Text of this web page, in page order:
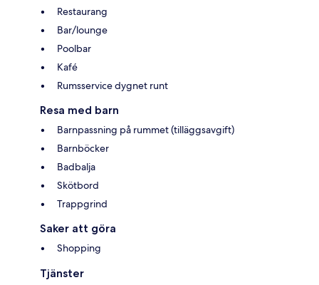
Restaurang
Bar/lounge
Poolbar
Kafé
Rumsservice dygnet runt
Resa med barn
Barnpassning på rummet (tilläggsavgift)
Barnböcker
Badbalja
Skötbord
Trappgrind
Saker att göra
Shopping
Tjänster